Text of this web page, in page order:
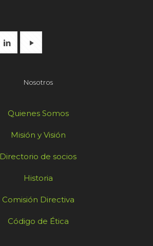
Nosotros
Quienes Somos
Misión y Visión
Directorio de socios
Historia
Comisión Directiva
Código de Ética